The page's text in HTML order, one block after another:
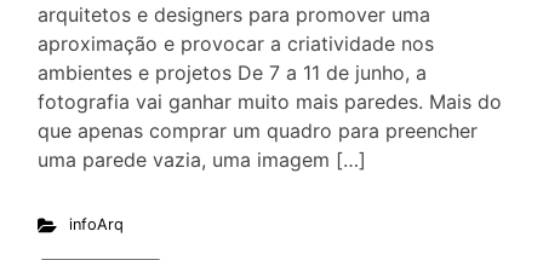
arquitetos e designers para promover uma
aproximação e provocar a criatividade nos
ambientes e projetos De 7 a 11 de junho, a
fotografia vai ganhar muito mais paredes. Mais do
que apenas comprar um quadro para preencher
uma parede vazia, uma imagem […]
infoArq